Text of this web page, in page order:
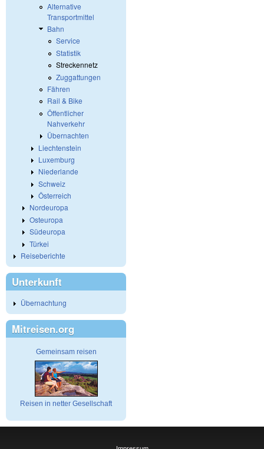
Alternative
Transportmittel
Bahn
Service
Statistik
Streckennetz
Zuggattungen
Fähren
Rail & Bike
Öffentlicher
Nahverkehr
Übernachten
Liechtenstein
Luxemburg
Niederlande
Schweiz
Österreich
Nordeuropa
Osteuropa
Südeuropa
Türkei
Reiseberichte
Unterkunft
Übernachtung
Mitreisen.org
Gemeinsam reisen
Reisen in netter Gesellschaft